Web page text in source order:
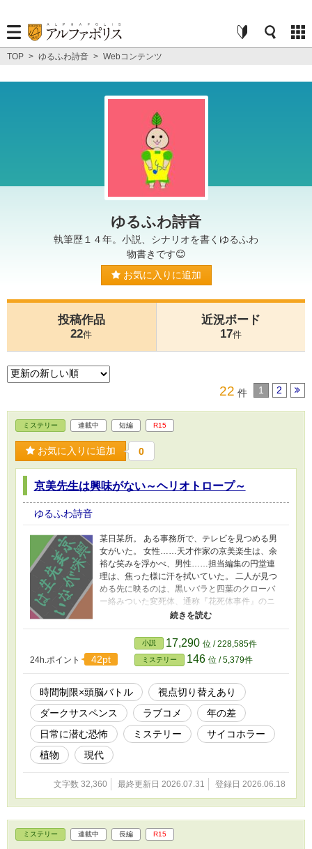
TOP > ゆるふわ詩音 > Webコンテンツ
ゆるふわ詩音
執筆歴１４年。小説、シナリオを書くゆるふわ
物書きです😊
お気に入りに追加
投稿作品
22件
近況ボード
17件
22 件 1 2
ミステリー 連載中 短編 R15
お気に入りに追加 0
京美先生は興味がない～ヘリオトロープ～
ゆるふわ詩音
某日某所。 ある事務所で、テレビを見つめる男
女がいた。 女性……天才作家の京美楽生は、余
裕な笑みを浮かべ、男性……担当編集の円堂連
理は、焦った様に汗を拭いていた。 二人が見つ
める先に映るのは、黒いバラと四葉のクローバ
ー絡みついた変死体、通称『花死体事件』のニ
ュースだった。 京美は花言葉、連理は石言葉で
やり取りをしていた。 『今月中に原稿が届かな
かったら、契約解除だ』と告げられたはずの京
美。 しかし、月の最終日になっても原稿はまっ
さらだった。 それに、もう一つの時間制限が課
された。 『本日中に花死体の推察を公開しろ。
さもないと、次の花死体を咲かせる』と、ネタ
を提供しに来た男性……吉鳥談からの花束の中
にあった手紙によって。 そして、持ち込まれた
ネタは『花死体事件』に関わる動画だった。 天
才作家は花の知識で推察を語り、担当編集は石
の知識で状況を把握する。 その果てに、明かさ
れる残酷で儚い物語とは――。 時間制限×頭脳バ
トルで繰り広げられる、ダークサスペンスラ
ブ。
24h.ポイント 42pt
小説 17,290 位 / 228,585件
ミステリー 146 位 / 5,379件
時間制限×頭脳バトル
視点切り替えあり
ダークサスペンス
ラブコメ
年の差
日常に潜む恐怖
ミステリー
サイコホラー
植物
現代
文字数 32,360 最終更新日 2026.07.31 登録日 2026.06.18
ミステリー 連載中 長編 R15